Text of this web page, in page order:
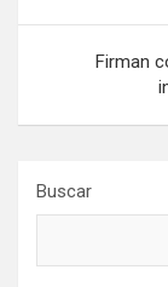
entradas
Firman
Buscar